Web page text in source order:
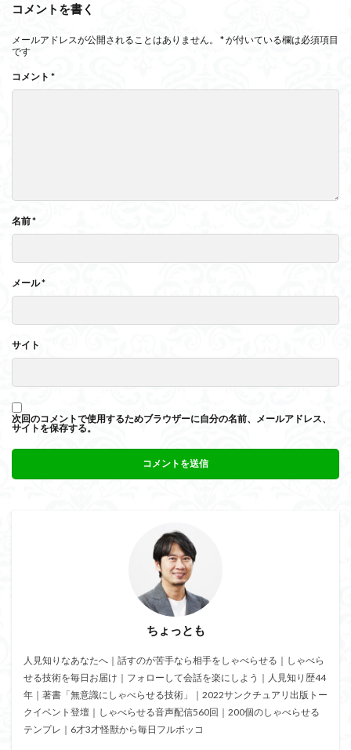
コメントを書く
メールアドレスが公開されることはありません。 *が付いている欄は必須項目
です
コメント *
名前*
メール*
サイト
次回のコメントで使用するためブラウザーに自分の名前、メールアドレス、
サイトを保存する。
ちょっとも
人見知りなあなたへ｜話すのが苦手なら相手をしゃべらせる｜しゃべら
せる技術を毎日お届け｜フォローして会話を楽にしよう｜人見知り歴44
年｜著書「無意識にしゃべらせる技術」｜2022サンクチュアリ出版トー
クイベント登壇｜しゃべらせる音声配信560回｜200個のしゃべらせる
テンプレ｜6才3才怪獣から毎日フルボッコ